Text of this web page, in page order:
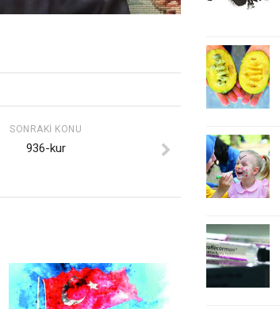
SONRAKI KONU
936-kur